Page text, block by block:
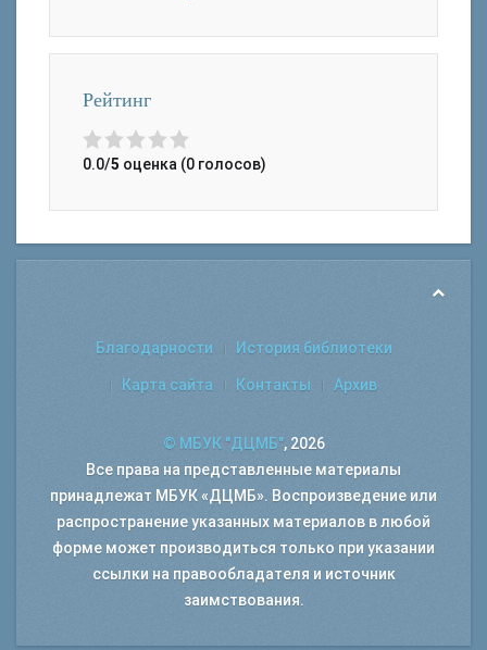
Рейтинг
0.0/5 оценка (0 голосов)
Благодарности История библиотеки
Карта сайта Контакты Архив
© МБУК "ДЦМБ", 2026
Все права на представленные материалы
принадлежат МБУК «ДЦМБ». Воспроизведение или
распространение указанных материалов в любой
форме может производиться только при указании
ссылки на правообладателя и источник
заимствования.